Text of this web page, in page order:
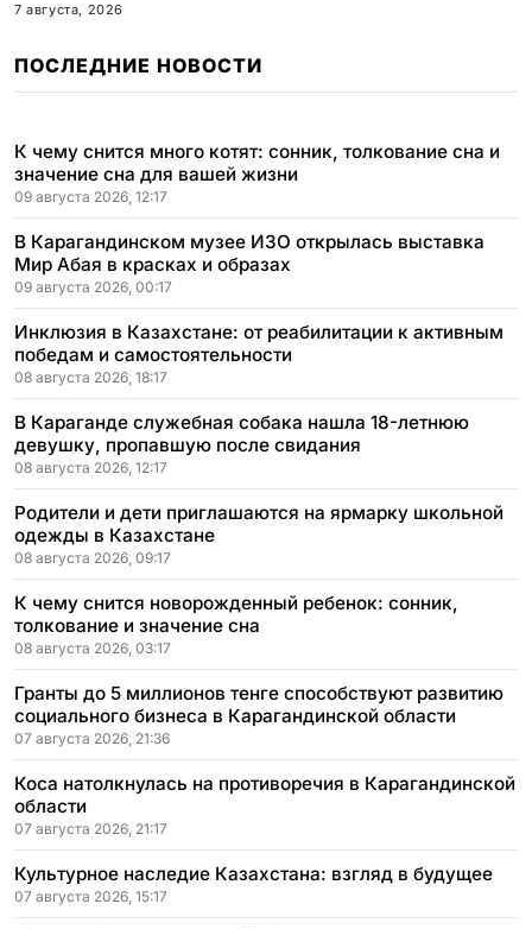
7 августа, 2026
ПОСЛЕДНИЕ НОВОСТИ
К чему снится много котят: сонник, толкование сна и
значение сна для вашей жизни
09 августа 2026, 12:17
В Карагандинском музее ИЗО открылась выставка
Мир Абая в красках и образах
09 августа 2026, 00:17
Инклюзия в Казахстане: от реабилитации к активным
победам и самостоятельности
08 августа 2026, 18:17
В Караганде служебная собака нашла 18-летнюю
девушку, пропавшую после свидания
08 августа 2026, 12:17
Родители и дети приглашаются на ярмарку школьной
одежды в Казахстане
08 августа 2026, 09:17
К чему снится новорожденный ребенок: сонник,
толкование и значение сна
08 августа 2026, 03:17
Гранты до 5 миллионов тенге способствуют развитию
социального бизнеса в Карагандинской области
07 августа 2026, 21:36
Коса натолкнулась на противоречия в Карагандинской
области
07 августа 2026, 21:17
Культурное наследие Казахстана: взгляд в будущее
07 августа 2026, 15:17